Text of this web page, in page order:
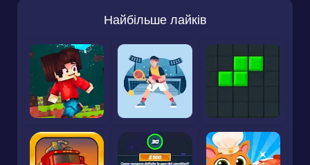
Найбільше лайків